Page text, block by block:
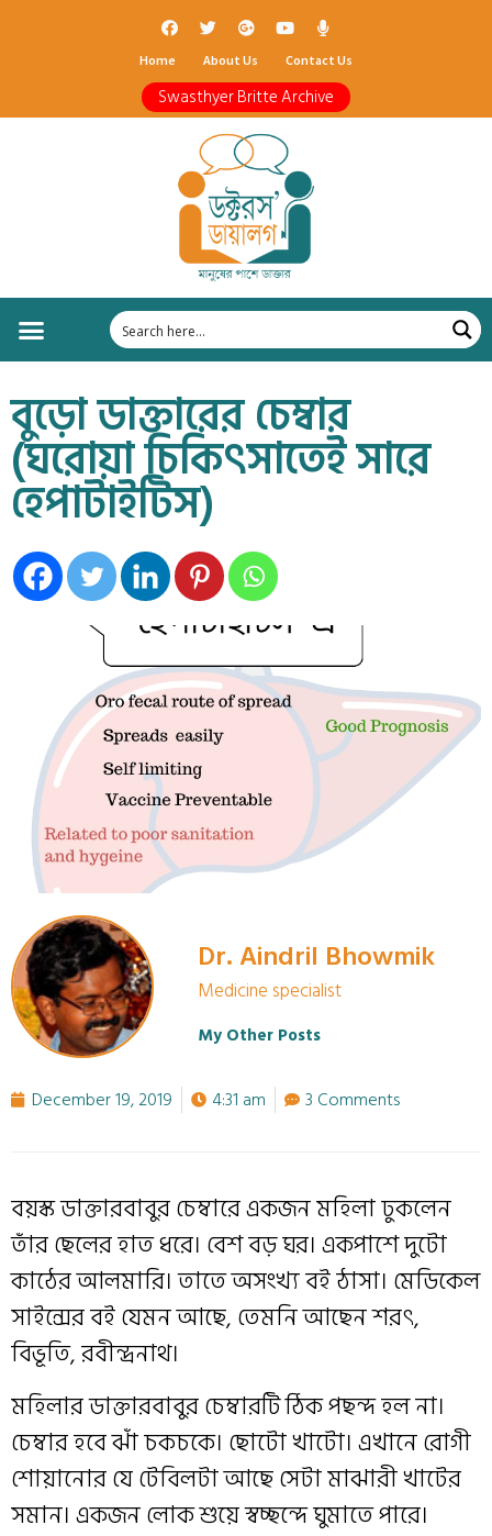
Home About Us Contact Us
Swasthyer Britte Archive
বুড়ো ডাক্তারের চেম্বার
(ঘরোয়া চিকিৎসাতেই সারে
হেপাটাইটিস)
Dr. Aindril Bhowmik
Medicine specialist
My Other Posts
December 19, 2019 4:31 am 3 Comments
বয়স্ক ডাক্তারবাবুর চেম্বারে একজন মহিলা ঢুকলেন
তাঁর ছেলের হাত ধরে। বেশ বড় ঘর। একপাশে দুটো
কাঠের আলমারি। তাতে অসংখ্য বই ঠাসা। মেডিকেল
সাইন্সের বই যেমন আছে, তেমনি আছেন শরৎ,
বিভূতি, রবীন্দ্রনাথ।
মহিলার ডাক্তারবাবুর চেম্বারটি ঠিক পছন্দ হল না।
চেম্বার হবে ঝাঁ চকচকে। ছোটো খাটো। এখানে রোগী
শোয়ানোর যে টেবিলটা আছে সেটা মাঝারী খাটের
সমান। একজন লোক শুয়ে স্বচ্ছন্দে ঘুমাতে পারে।